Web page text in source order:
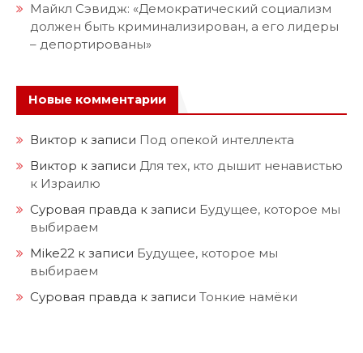
Майкл Сэвидж: «Демократический социализм
должен быть криминализирован, а его лидеры
– депортированы»
Новые комментарии
Виктор к записи Под опекой интеллекта
Виктор к записи Для тех, кто дышит ненавистью
к Израилю
Суровая правда к записи Будущее, которое мы
выбираем
Mike22 к записи Будущее, которое мы
выбираем
Суровая правда к записи Тонкие намёки